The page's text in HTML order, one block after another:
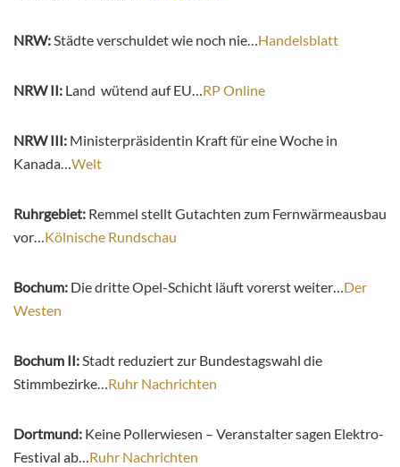
NRW:Städte verschuldet wie noch nie…Handelsblatt
NRW II: Land wütend auf EU…RP Online
NRW III: Ministerpräsidentin Kraft für eine Woche in
Kanada…Welt
Ruhrgebiet: Remmel stellt Gutachten zum Fernwärmeausbau
vor…Kölnische Rundschau
Bochum: Die dritte Opel-Schicht läuft vorerst weiter…Der
Westen
Bochum II:Stadt reduziert zur Bundestagswahl die
Stimmbezirke…Ruhr Nachrichten
Dortmund: Keine Pollerwiesen – Veranstalter sagen Elektro-
Festival ab…Ruhr Nachrichten